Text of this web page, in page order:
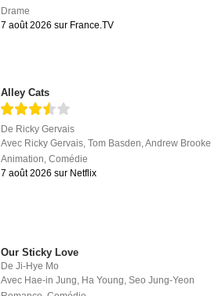
Drame
7 août 2026 sur France.TV
Alley Cats
De Ricky Gervais
Avec Ricky Gervais,Tom Basden,Andrew Brooke
Animation,Comédie
7 août 2026 sur Netflix
Our Sticky Love
DeJi-Hye Mo
Avec Hae-in Jung, Ha Young,Seo Jung-Yeon